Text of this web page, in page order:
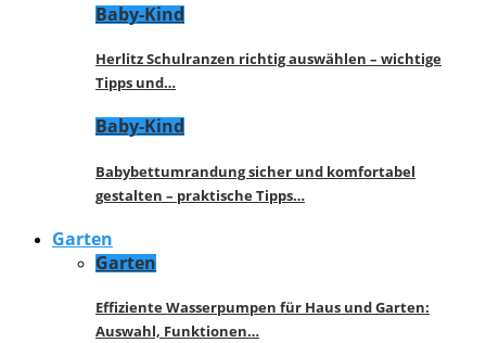
Baby-Kind
Herlitz Schulranzen richtig auswählen – wichtige
Tipps und…
Baby-Kind
Babybettumrandung sicher und komfortabel
gestalten – praktische Tipps…
Garten
Garten
Effiziente Wasserpumpen für Haus und Garten:
Auswahl, Funktionen…